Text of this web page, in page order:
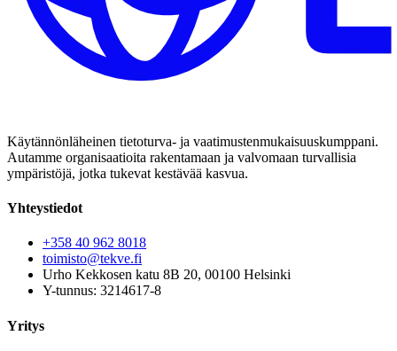
Käytännönläheinen tietoturva- ja vaatimustenmukaisuuskumppani.
Autamme organisaatioita rakentamaan ja valvomaan turvallisia
ympäristöjä, jotka tukevat kestävää kasvua.
Yhteystiedot
+358 40 962 8018
toimisto@tekve.fi
Urho Kekkosen katu 8B 20, 00100 Helsinki
Y-tunnus: 3214617-8
Yritys